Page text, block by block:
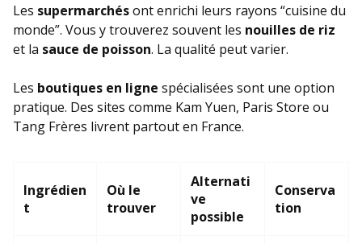
Les supermarchésont enrichi leurs rayons “cuisine du
monde”. Vous y trouverez souvent les nouilles de riz
et la sauce de poisson. La qualité peut varier.
Les boutiques en ligne spécialisées sont une option
pratique. Des sites comme Kam Yuen, Paris Store ou
Tang Frères livrent partout en France.
Ingrédien
t
Où le
trouver
Alternati
ve
possible
Conserva
tion